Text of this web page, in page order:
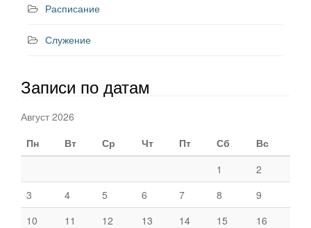
Расписание
Служение
Записи по датам
Август 2026
Пн
Вт Ср Чт Пт Сб
Вс
1
2
3
4 5 6 7 8
9
10
11 12 13 14 15
16